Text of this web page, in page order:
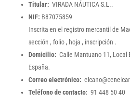
Titular: VIRADA NÁUTICA S.L..
NIF: B87075859
Inscrita en el registro mercantil de
sección , folio , hoja , inscripción .
Domicilio: Calle Mantuano 11, Local
España.
Correo electrónico:
Teléfono de contacto: 91 448 50 40